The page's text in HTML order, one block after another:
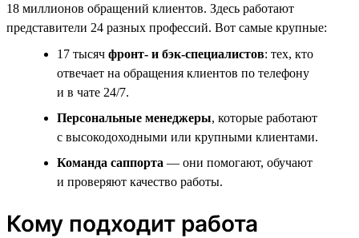
18 миллионов обращений клиентов. Здесь работают
представители 24 разных профессий. Вот самые крупные:
17 тысяч фронт- и бэк-специалистов: тех, кто
отвечает на обращения клиентов по телефону
и в чате 24/7.
Персональные менеджеры, которые работают
с высокодоходными или крупными клиентами.
Команда саппорта — они помогают, обучают
и проверяют качество работы.
Кому подходит работа